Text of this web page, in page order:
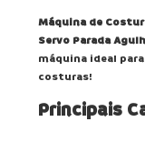
Máquina de
Servo Parada
máquina ideal
costuras!
Principais